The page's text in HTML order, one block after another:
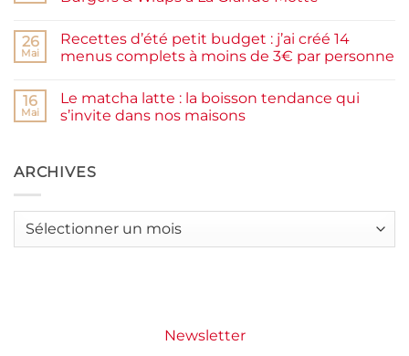
à
complète,
moelleux
et
sur
Smash
burger
testé
Packman
Burgers &
Grande
Motte
26
Mai
Recettes d’été petit budget : j’ai créé 14
menus complets à moins de 3€ par personne
sur
Recettes
d’été
j’ai
créé
à
16
Mai
Le matcha latte : la boisson tendance qui
s’invite dans nos maisons
Le
matcha
boisson
ARCHIVES
Archives
Newsletter